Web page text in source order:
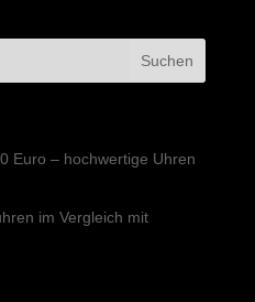
Euro – hochwertige Uhren
im Vergleich mit